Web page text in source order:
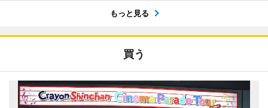
もっと見る
買う